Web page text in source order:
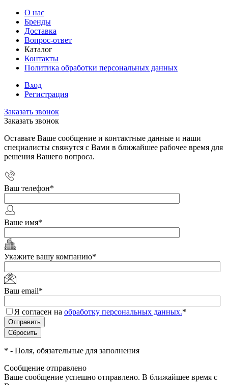
О нас
Бренды
Доставка
Вопрос-ответ
Каталог
Контакты
Политика обработки персональных данных
Вход
Регистрация
Заказать звонок
Заказать звонок
Оставьте Ваше сообщение и контактные данные и наши
специалисты свяжутся с Вами в ближайшее рабочее время для
решения Вашего вопроса.
Ваш телефон*
Ваше имя*
Укажите вашу компанию*
Ваш email*
Я согласен на обработку персональных данных.*
* - Поля, обязательные для заполнения
Сообщение отправлено
Ваше сообщение успешно отправлено. В ближайшее время с